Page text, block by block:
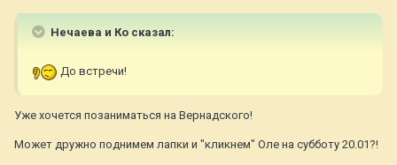
Нечаева и Ко сказал:
До встречи!
Уже хочется позаниматься на Вернадского!
Может дружно поднимем лапки и "кликнем" Оле на субботу 20.01?!